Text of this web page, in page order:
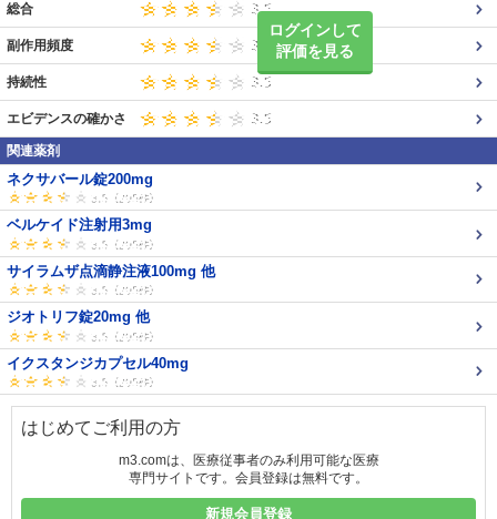
ログインして
評価を見る
総合
副作用頻度
持続性
エビデンスの確かさ
関連薬剤
ネクサバール錠200mg
ベルケイド注射用3mg
サイラムザ点滴静注液100mg 他
ジオトリフ錠20mg 他
イクスタンジカプセル40mg
はじめてご利用の方
m3.comは、医療従事者のみ利用可能な医療
専門サイトです。会員登録は無料です。
新規会員登録